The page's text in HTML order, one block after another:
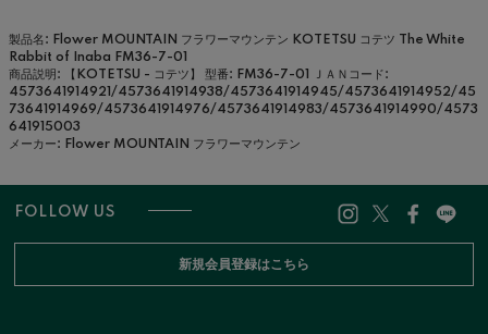
製品名: Flower MOUNTAIN フラワーマウンテン KOTETSU コテツ The White
Rabbit of Inaba FM36-7-01
商品説明: 【KOTETSU - コテツ】
型番: FM36-7-01
ＪＡＮコード:
4573641914921/4573641914938/4573641914945/4573641914952/45
73641914969/4573641914976/4573641914983/4573641914990/4573
641915003
メーカー: Flower MOUNTAIN フラワーマウンテン
FOLLOW US
新規会員登録はこちら